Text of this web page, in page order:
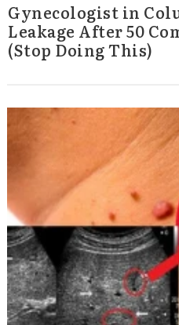
Gynecologist in
Leakage After 50
(Stop Doing This)